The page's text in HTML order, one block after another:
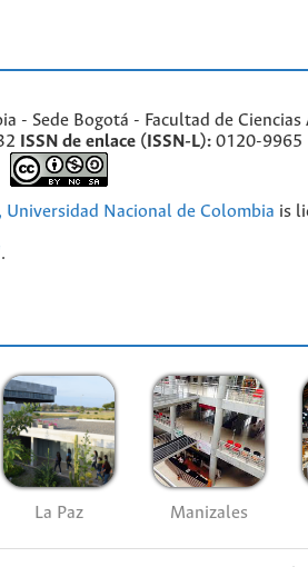
- Sede Bogotá - Facultad de Ciencias
ISSN de enlace (ISSN-L):0120-9965
Nacional de Colombia is
.
La Paz Manizales